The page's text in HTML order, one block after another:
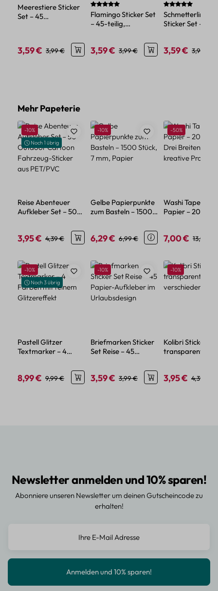
Meerestiere Sticker
Set – 45
Verkaufspreis:
3,59 € Regulärer Preis:
3,99 €
Durchschnittliche Bewertung von 5 von
Flamingo Sticker Set
– 45-teilig,
Verkaufspreis:
3,59 € Regulärer Preis:
3,99 €
Schmetterlinge
Sticker Set – 45
Verkaufspreis:
3,59 € 3,99 €
Produktgalerie überspringen
Mehr Papeterie
Rabatt
-10%
Noch 1 übrig
Reise Abenteuer
Aufkleber Set – 50
Fahrzeug-Sticker
aus PET/PVC
Verkaufspreis:
3,95 € Regulärer Preis:
4,39 €
Rabatt
-10%
Gelbe Papierpunkte
zum Basteln – 1500
Verkaufspreis:
6,29 € Regulärer Preis:
6,99 €
Rabatt
-50%
Washi Tape Set
Papier – 20
Verkaufspreis:
7,00 € 13,99 €
Produktgalerie überspringen
Rabatt
-10%
Noch 3 übrig
Pastell Glitzer
Textmarker – 4
Verkaufspreis:
8,99 € Regulärer Preis:
9,99 €
Rabatt
-10%
Briefmarken Sticker
Set Reise – 45
Verkaufspreis:
3,59 € Regulärer Preis:
3,99 €
Rabatt
-10%
Kolibri Sticker
transparent – 50
Verkaufspreis:
3,95 € 4,39 €
Newsletter anmelden und 10% sparen!
Abonniere unseren Newsletter um deinen Gutscheincode zu
erhalten!